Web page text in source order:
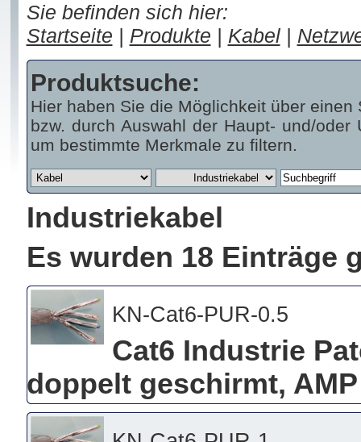
Sie befinden sich hier:
Startseite | Produkte | Kabel|
Produktsuche:
Hier haben Sie die Möglichkeit über
bzw. durch Auswahl der Haupt- und/
um bestimmte Merkmale zu filtern.
Industriekabel
Es wurden 18 Einträge
KN-Cat6-PUR-0.5
Cat6 Industrie
doppelt geschirmt,